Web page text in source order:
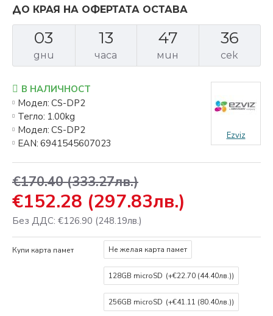
ДО КРАЯ НА ОФЕРТАТА ОСТАВА
03
дни
13
часа
47
мин
34
сек
€170.40(333.27лв.)
€152.28 (297.83лв.)
Без ДДС: €126.90 (248.19лв.)
В НАЛИЧНОСТ
Модел: CS-DP2
Тегло: 1.00kg
Модел: CS-DP2
EAN: 6941545607023
Ezviz
Купи карта памет Не желая карта памет
128GB microSD (+€22.70 (44.40лв.))
256GB microSD (+€41.11 (80.40лв.))